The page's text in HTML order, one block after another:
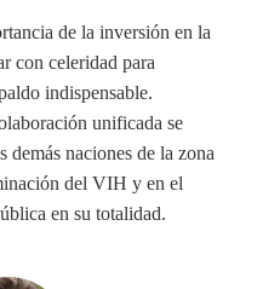
de la inversión en la
con celeridad para
indispensable.
unificada se
demás naciones de la zona
del VIH y en el
en su totalidad.